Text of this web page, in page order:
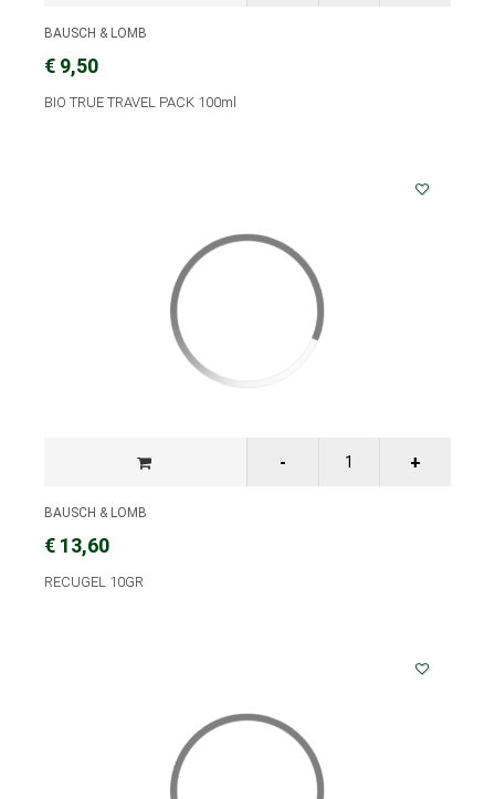
BAUSCH & LOMB
€ 9,50
BIO TRUE TRAVEL PACK 100ml
BAUSCH & LOMB
€ 13,60
RECUGEL 10GR